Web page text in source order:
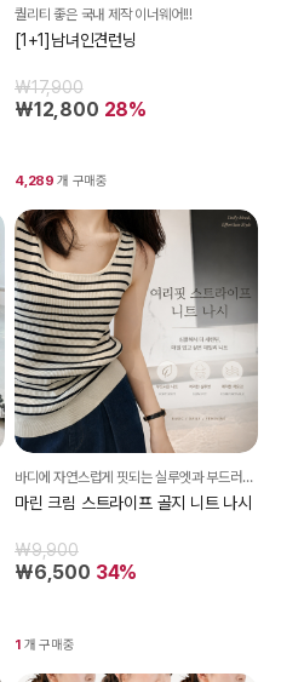
퀄리티 좋은 국내 제작 이너웨어!!!
[1+1]남녀인견런닝
₩17,900
₩12,800 28%
4,289 개 구매중
바디에 자연스럽게 핏되는 실루엣과 부드러운 골지 짜임이 여리한 분위기를 연출해줍니다:)
마린 크림 스트라이프 골지 니트 나시
₩9,900
₩6,500 34%
1 개 구매중